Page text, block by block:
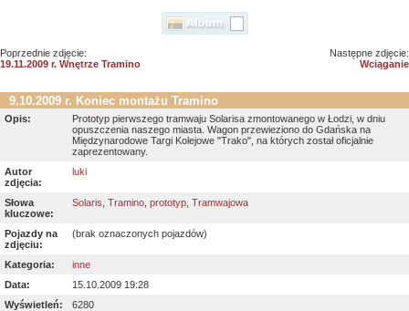
Poprzednie zdjęcie:
19.11.2009 r. Wnętrze Tramino
Następne zdjęcie:
Wciąganie
9.10.2009 r. Koniec montażu Tramino
Opis:
Prototyp pierwszego tramwaju Solarisa zmontowanego w Łodzi, w dniu
opuszczenia naszego miasta. Wagon przewieziono do Gdańska na
Międzynarodowe Targi Kolejowe "Trako", na których został oficjalnie
zaprezentowany.
Autor
zdjęcia:
luki
Słowa
kluczowe:
Solaris Tramino prototyp Tramwajowa
Pojazdy na
zdjęciu:
(brak oznaczonych pojazdów)
Kategoria:
inne
Data:
15.10.2009 19:28
Wyświetleń:
6280